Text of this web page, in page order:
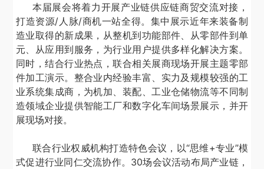
本届展会将着力开展产业链供应链商贸交流对接，
打造资源/ 人脉/商机一站全得。集中展示近年来装备制
造业取得的新成果，从整机到功能部件、从零部件到单
元、从应用到服务，为行业用户提供多样化解决方案。
同时，结合行业热点，联合相关展商现场开展主题零部
件加工演示。整合业内经验丰富、实力及规模较强的工
业系统集成商，为机加、装配、工业仓储物流等不同制
造领域企业提供智能工厂和数字化车间场景展示，并开
展现场对接。
联合行业权威机构打造特色会议，以“思维+专业”模
式促进行业同仁交流协作。 30场会议活动布局产业链，